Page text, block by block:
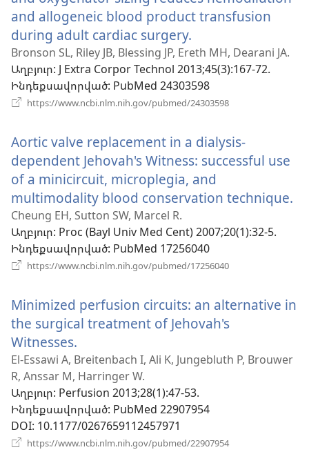
and allogeneic blood product transfusion
during adult cardiac surgery.
է
նոր
պատուհան)
Bronson SL, Riley JB, Blessing JP, Ereth MH, Dearani JA.
Աղբյուր‎: J Extra Corpor Technol 2013;45(3):167-72.
Ինդեքսավորված‎: PubMed 24303598
https://www.ncbi.nlm.nih.gov/pubmed/24303598
պատուհան)
Aortic valve replacement in a dialysis-
dependent Jehovah's Witness: successful use
of a minicircuit, microplegia, and
multimodality blood conservation technique.
Cheung EH, Sutton SW, Marcel R.
Աղբյուր‎: Proc (Bayl Univ Med Cent) 2007;20(1):32-5.
Ինդեքսավորված‎: PubMed 17256040
https://www.ncbi.nlm.nih.gov/pubmed/17256040
պատուհան)
Minimized perfusion circuits: an alternative in
the surgical treatment of Jehovah's
Witnesses.
է
նոր
պատուհան)
El-Essawi A, Breitenbach I, Ali K, Jungebluth P, Brouwer
R, Anssar M, Harringer W.
Աղբյուր‎: Perfusion 2013;28(1):47-53.
Ինդեքսավորված‎: PubMed 22907954
DOI‎: 10.1177/0267659112457971
https://www.ncbi.nlm.nih.gov/pubmed/22907954